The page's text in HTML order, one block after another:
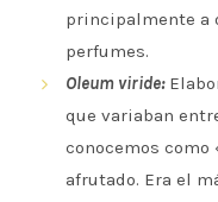
principalmente a
perfumes.
Oleum viride:
que variaban
conocemos como
afrutado. Era el